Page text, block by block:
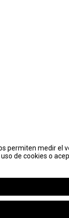
permiten medir el
de cookies o